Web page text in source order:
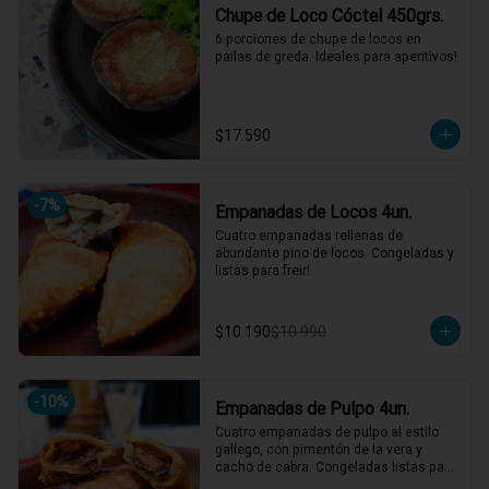
Chupe de Loco Cóctel 450grs.
6 porciones de chupe de locos en
pailas de greda. Ideales para aperitivos!
$17.590
-7% Empanadas de Locos 4un.
Cuatro empanadas rellenas de
abundante pino de locos. Congeladas y
listas para freir!
$10.190$10.990
-10% Empanadas de Pulpo 4un.
Cuatro empanadas de pulpo al estilo
gallego, con pimentón de la vera y
cacho de cabra. Congeladas listas para